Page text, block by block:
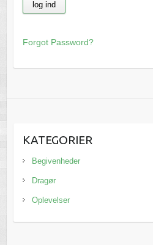
Forgot Password?
KATEGORIER
Begivenheder
Dragør
Oplevelser